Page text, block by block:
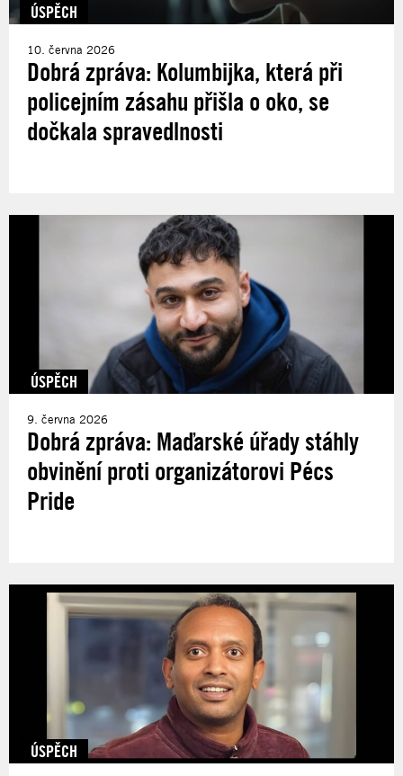
ÚSPĚCH
10. června 2026
Dobrá zpráva: Kolumbijka, která při
policejním zásahu přišla o oko, se
dočkala spravedlnosti
ÚSPĚCH
9. června 2026
Dobrá zpráva: Maďarské úřady stáhly
obvinění proti organizátorovi Pécs
Pride
ÚSPĚCH